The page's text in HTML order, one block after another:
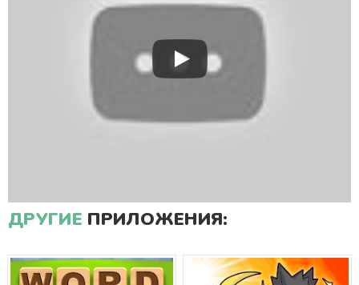
ДРУГИЕ ПРИЛОЖЕНИЯ: